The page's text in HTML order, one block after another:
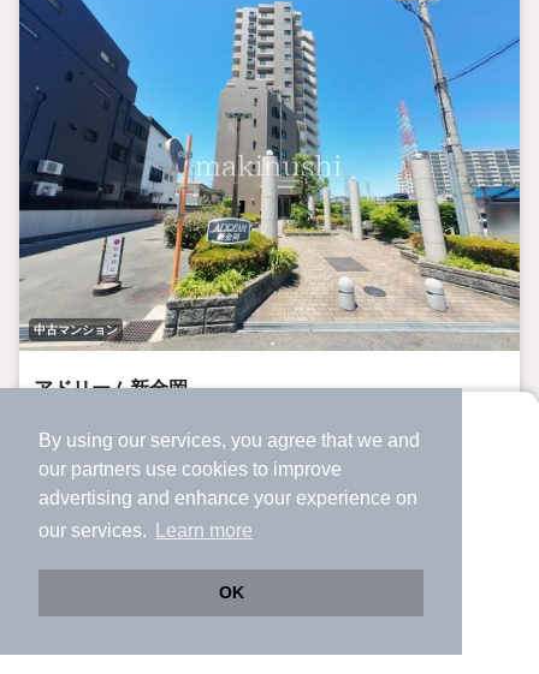
By using our services, you agree that we and
our partners use cookies to improve
advertising and enhance your experience on
our services.
Learn more
OK
より使いやすくなった
アプリで物件探ししませんか？
サクサク動く地図で物件検索
中古マンション
アドリーム新金岡
新金岡駅 歩
分 （御堂筋線）
北花田駅 歩
分 （御堂筋線）
堺市駅 歩19分 （阪和線）
大阪府堺市北区蔵前町1丁
3,198万円